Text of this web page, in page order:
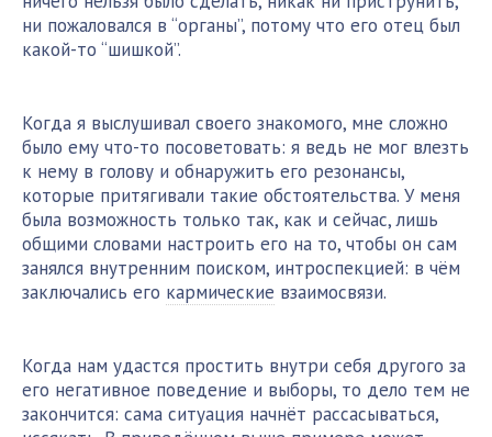
ни пожаловался в “органы”, потому что его отец был
какой-то “шишкой”.
Когда я выслушивал своего знакомого, мне сложно
было ему что-то посоветовать: я ведь не мог влезть
к нему в голову и обнаружить его резонансы,
которые притягивали такие обстоятельства. У меня
была возможность только так, как и сейчас, лишь
общими словами настроить его на то, чтобы он сам
занялся внутренним поиском, интроспекцией: в чём
заключались его кармические взаимосвязи.
Когда нам удастся простить внутри себя другого за
его негативное поведение и выборы, то дело тем не
закончится: сама ситуация начнёт рассасываться,